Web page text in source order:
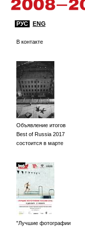
РУС ENG
В контакте
Объявление итогов
Best of Russia 2017
состоится в марте
"Лучшие фотографии